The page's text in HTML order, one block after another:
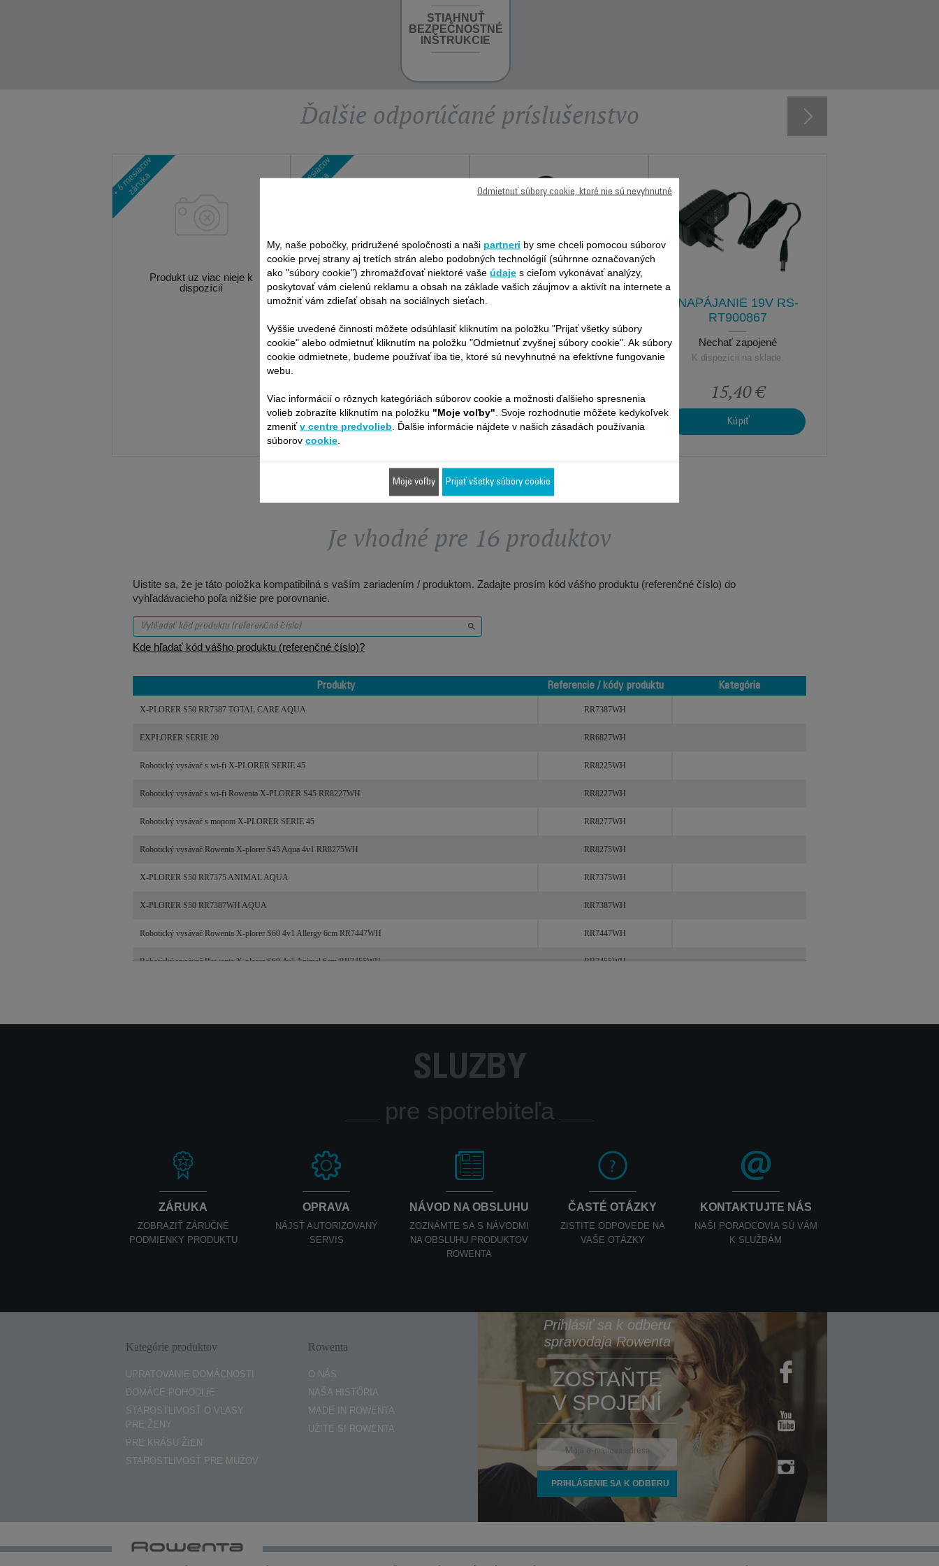
STIAHNUŤ
BEZPEČNOSTNÉ
INŠTRUKCIE
Ďalšie odporúčané príslušenstvo
Produkt uz viac nieje k
dispozícií
JEDNORAZOVÁ PEVNÁ
ROBOTICKÝ VYSÁVAČ
ROWENTA
Presná suma bez
nepríjemných prekvapení! O 6
149,99 €
Kúpiť
Autonómna
K dispozícii na sklade.
25,70 €
Kúpiť
NAPÁJANIE 19V RS-
RT900867
Nechať zapojené
K dispozícii na sklade.
15,40 €
Kúpiť
Je vhodné pre 16 produktov
Uistite sa, že je táto položka kompatibilná s vaším zariadením / produktom. Zadajte prosím kód vášho produktu (referenčné číslo) do
vyhľadávacieho poľa nižšie pre porovnanie.
Kde hľadať kód vášho produktu (referenčné číslo)?
Produkty Referencie / kódy produktu
Kategória
X-PLORER S50 RR7387 TOTAL CARE AQUA RR7387WH
EXPLORER SERIE 20 RR6827WH
Robotický vysávač s wi-fi X-PLORER SERIE 45 RR8225WH
Robotický vysávač s wi-fi Rowenta X-PLORER S45 RR8227WH RR8227WH
Robotický vysávač s mopom X-PLORER SERIE 45 RR8277WH
Robotický vysávač Rowenta X-plorer S45 Aqua 4v1 RR8275WH RR8275WH
X-PLORER S50 RR7375 ANIMAL AQUA RR7375WH
X-PLORER S50 RR7387WH AQUA RR7387WH
Robotický vysávač Rowenta X-plorer S60 4v1 Allergy 6cm RR7447WH RR7447WH
Robotický vysávač Rowenta X-plorer S60 4v1 Animal 6cm RR7455WH RR7455WH
SLUŽBY
pre spotrebiteľa
ZÁRUKA
ZOBRAZIŤ ZÁRUČNÉ
PODMIENKY PRODUKTU
OPRAVA
NÁJSŤ AUTORIZOVANÝ
SERVIS
NÁVOD NA OBSLUHU
ZOZNÁMTE SA S NÁVODMI
NA OBSLUHU PRODUKTOV
ROWENTA
ČASTÉ OTÁZKY
ZISTITE ODPOVEDE NA
VAŠE OTÁZKY
KONTAKTUJTE NÁS
NAŠI PORADCOVIA SÚ VÁM
K SLUŽBÁM
Kategórie produktov
UPRATOVANIE DOMÁCNOSTI
DOMÁCE POHODLIE
STAROSTLIVOSŤ O VLASY
PRE ŽENY
PRE KRÁSU ŽIEN
STAROSTLIVOSŤ PRE MUŽOV
Rowenta
O NÁS
NAŠA HISTÓRIA
MADE IN ROWENTA
UŽITE SI ROWENTA
Prihlásiť sa k odberu
spravodaja Rowenta
ZOSTAŇTE
V SPOJENÍ
My, naše pobočky, pridružené spoločnosti a naši partneri by sme chceli pomocou súborov
cookie prvej strany aj tretích strán alebo podobných technológií (súhrnne označovaných
ako "súbory cookie") zhromažďovať niektoré vaše údaje s cieľom vykonávať analýzy,
poskytovať vám cielenú reklamu a obsah na základe vašich záujmov a aktivít na internete a
umožniť vám zdieľať obsah na sociálnych sieťach.
Vyššie uvedené činnosti môžete odsúhlasiť kliknutím na položku "Prijať všetky súbory
cookie" alebo odmietnuť kliknutím na položku "Odmietnuť zvyšnej súbory cookie". Ak súbory
cookie odmietnete, budeme používať iba tie, ktoré sú nevyhnutné na efektívne fungovanie
webu.
Viac informácií o rôznych kategóriách súborov cookie a možnosti ďalšieho spresnenia
volieb zobrazíte kliknutím na položku "Moje voľby" . Svoje rozhodnutie môžete kedykoľvek
zmeniťv centre predvolieb . Ďalšie informácie nájdete v našich zásadách používania
súborov cookie
Odmietnuť súbory cookie, ktoré nie sú nevyhnutné
Moje voľby Prijať všetky súbory cookie